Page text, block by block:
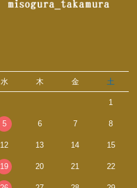
水 木 金 土
1
5 6 7 8
12 13 14 15
19 20 21 22